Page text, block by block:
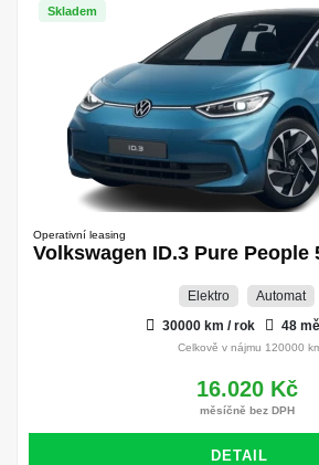
Skladem
Operativní leasing
Volkswagen ID.3 Pure People
Elektro
Automat
30000 km / rok
48
Celkově v nájmu 120000
16.020 Kč
měsíčně bez DPH
DETAIL